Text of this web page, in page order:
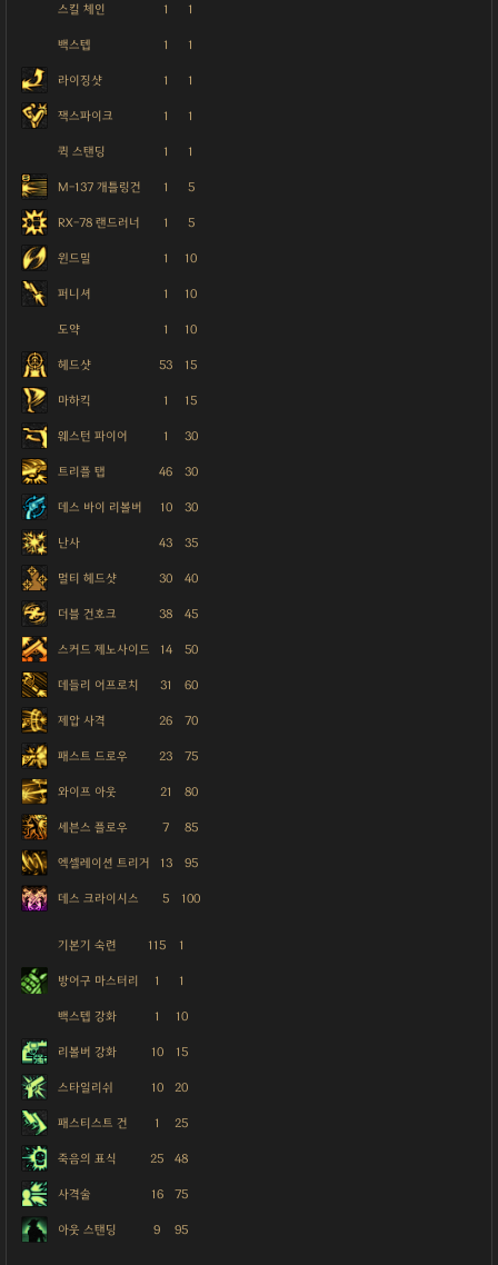
스킬 체인 1 1
백스텝 1 1
라이징샷 1 1
잭스파이크 1 1
퀵 스탠딩 1 1
M-137 개틀링건 1 5
RX-78 랜드러너 1 5
윈드밀 1 10
퍼니셔 1 10
도약 1 10
헤드샷 53 15
마하킥 1 15
웨스턴 파이어 1 30
트리플 탭 46 30
데스 바이 리볼버 10 30
난사 43 35
멀티 헤드샷 30 40
더블 건호크 38 45
스커드 제노사이드 14 50
데들리 어프로치 31 60
제압 사격 26 70
패스트 드로우 23 75
와이프 아웃 21 80
세븐스 플로우 7 85
엑셀레이션 트리거 13 95
데스 크라이시스 5 100
기본기 숙련 115 1
방어구 마스터리 1 1
백스텝 강화 1 10
리볼버 강화 10 15
스타일리쉬 10 20
패스티스트 건 1 25
죽음의 표식 25 48
사격술 16 75
아웃 스탠딩 9 95